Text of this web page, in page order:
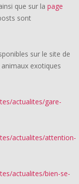
que sur la page
sont
sur le site de
exotiques
actualites/gare-
actualites/attention-
actualites/bien-se-